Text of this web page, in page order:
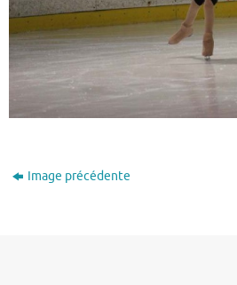
Image précédente